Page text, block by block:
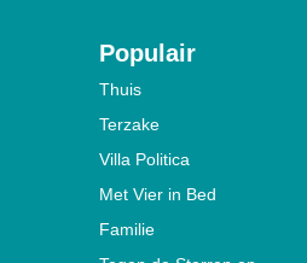
Populair
Thuis
Terzake
Villa Politica
Met Vier in Bed
Familie